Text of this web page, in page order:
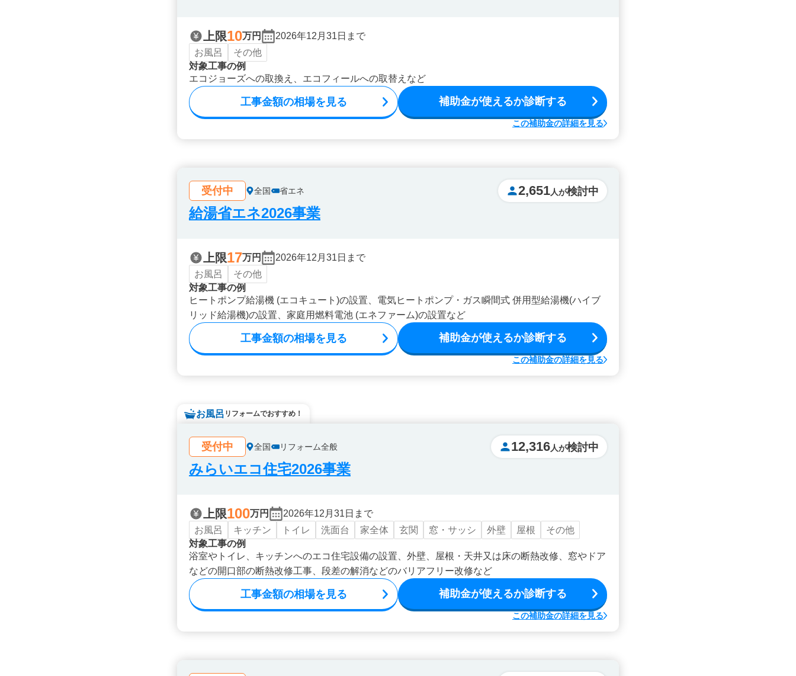
上限10万円
2026年12月31日まで
お風呂
その他
対象工事の例
エコジョーズへの取換え、エコフィールへの取替えなど
工事金額の相場を見る 補助金が使えるか診断する
この補助金の詳細を見る
受付中 全国 省エネ 2,651人が検討中
給湯省エネ2026事業
上限17万円
2026年12月31日まで
お風呂
その他
対象工事の例
ヒートポンプ給湯機 (エコキュート)の設置、電気ヒートポンプ・ガス瞬間式 併用型給湯機(ハイブ
リッド給湯機)の設置、家庭用燃料電池 (エネファーム)の設置など
工事金額の相場を見る 補助金が使えるか診断する
この補助金の詳細を見る
お風呂 リフォームでおすすめ！
受付中 全国 リフォーム全般 12,316人が検討中
みらいエコ住宅2026事業
上限100万円
2026年12月31日まで
お風呂
キッチン トイレ 洗面台 家全体 玄関 窓・サッシ 外壁 屋根
その他
対象工事の例
浴室やトイレ、キッチンへのエコ住宅設備の設置、外壁、屋根・天井又は床の断熱改修、窓やドア
などの開口部の断熱改修工事、段差の解消などのバリアフリー改修など
工事金額の相場を見る 補助金が使えるか診断する
この補助金の詳細を見る